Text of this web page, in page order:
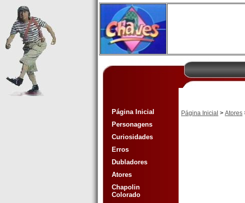
Página Inicial
Personagens
Curiosidades
Erros
Dubladores
Atores
Chapolin
Colorado
Página Inicial > Atores